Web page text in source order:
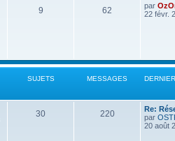
9 62 par
22 févr.
SUJETS MESSAGES
30 220
Re:
par
20 août